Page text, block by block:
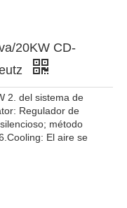
20KW CD-
2. del sistema de
Regulador de
método
El aire se